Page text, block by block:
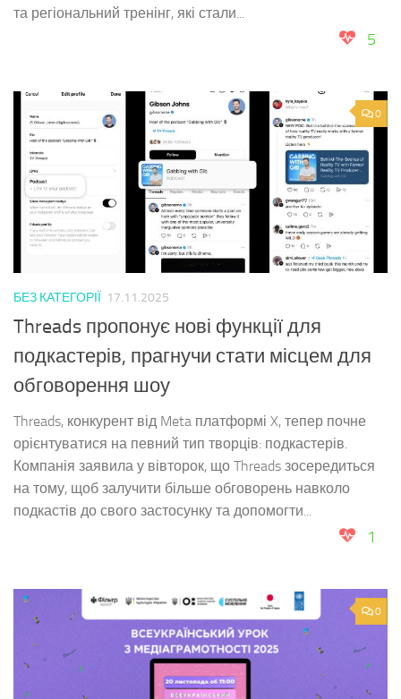
та регіональний тренінг, які стали...
5
0
БЕЗ КАТЕГОРІЇ 17.11.2025
Threads пропонує нові функції для
подкастерів, прагнучи стати місцем для
обговорення шоу
Threads, конкурент від Meta платформі X, тепер почне
орієнтуватися на певний тип творців: подкастерів.
Компанія заявила у вівторок, що Threads зосередиться
на тому, щоб залучити більше обговорень навколо
подкастів до свого застосунку та допомогти...
1
0